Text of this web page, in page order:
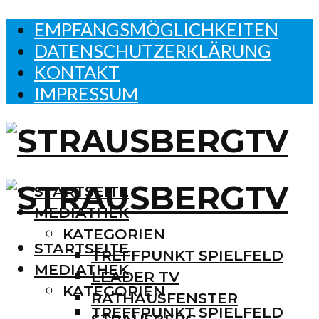
EMPFANGSMÖGLICHKEITEN
DATENSCHUTZERKLÄRUNG
KONTAKT
IMPRESSUM
STARTSEITE
MEDIATHEK
KATEGORIEN
TREFFPUNKT SPIELFELD
LEADER TV
RATHAUSFENSTER
STARTSEITE
MEDIATHEK
KATEGORIEN
TREFFPUNKT SPIELFELD